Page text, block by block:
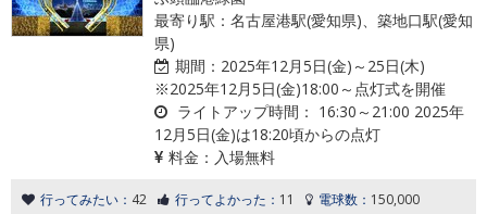
最寄り駅：名古屋港駅(愛知県)、築地口駅(愛知
県)
期間： 2025年12月5日(金)～25日(木)
※2025年12月5日(金)18:00～点灯式を開催
ライトアップ時間： 16:30～21:00 2025年
12月5日(金)は18:20頃からの点灯
料金： 入場無料
行ってみたい： 42 行ってよかった： 11 電球数： 150,000